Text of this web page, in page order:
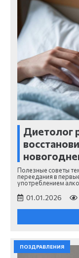
Диетолог
Полезные советы
переедания в
употреблением
01.01.2026
ПОЗДРАВЛЕНИЯ